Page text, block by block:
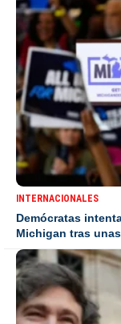
INTERNACIONALES
Demócratas
Michigan tras